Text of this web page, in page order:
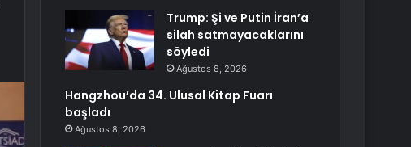
Trump: Şi ve Putin İran’a
silah satmayacaklarını
söyledi
Ağustos 8, 2026
Hangzhou’da 34. Ulusal Kitap Fuarı
başladı
Ağustos 8, 2026